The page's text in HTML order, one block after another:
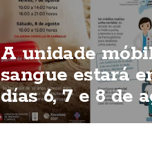
A unidade
sangue estará
días 6, 7 e 8 de